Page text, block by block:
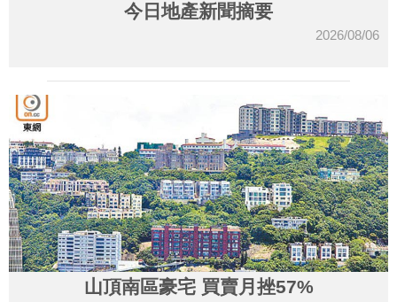
今日地產新聞摘要
2026/08/06
山頂南區豪宅 買賣月挫57%